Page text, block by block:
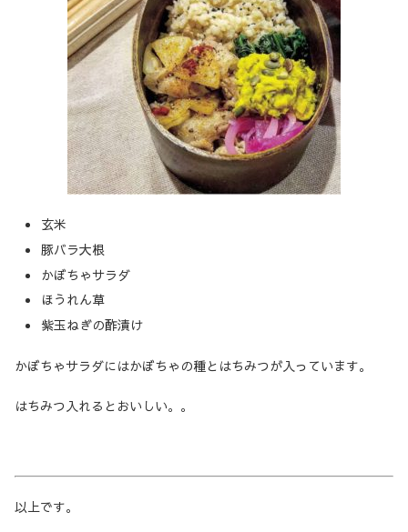
玄米
豚バラ大根
かぼちゃサラダ
ほうれん草
紫玉ねぎの酢漬け
かぼちゃサラダにはかぼちゃの種とはちみつが入っています。
はちみつ入れるとおいしい。。
以上です。